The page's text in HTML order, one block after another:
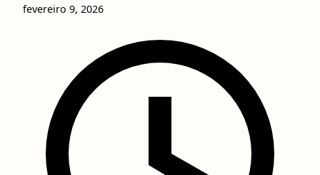
fevereiro 9, 2026